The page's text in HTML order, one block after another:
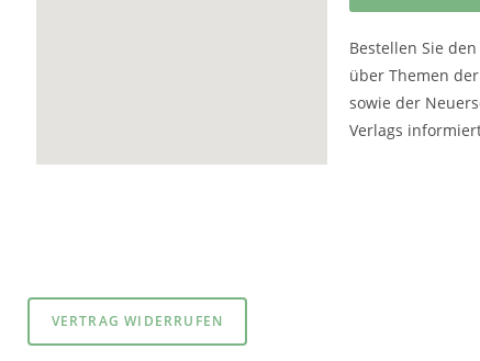
Bestellen Sie
über Themen
sowie der
Verlags
VERTRAG WIDERRUFEN